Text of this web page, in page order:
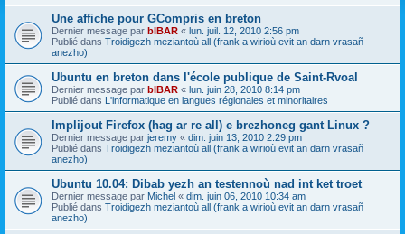
Une affiche pour GCompris en breton
Dernier message par bIBAR « lun. juil. 12, 2010 2:56 pm
Publié dans Troidigezh meziantoù all (frank a wirioù evit an darn vrasañ
anezho)
Ubuntu en breton dans l'école publique de Saint-Rvoal
Dernier message par bIBAR « lun. juin 28, 2010 8:14 pm
Publié dans L'informatique en langues régionales et minoritaires
Implijout Firefox (hag ar re all) e brezhoneg gant Linux ?
Dernier message par jeremy « dim. juin 13, 2010 2:29 pm
Publié dans Troidigezh meziantoù all (frank a wirioù evit an darn vrasañ
anezho)
Ubuntu 10.04: Dibab yezh an testennoù nad int ket troet
Dernier message par Michel « dim. juin 06, 2010 10:34 am
Publié dans Troidigezh meziantoù all (frank a wirioù evit an darn vrasañ
anezho)